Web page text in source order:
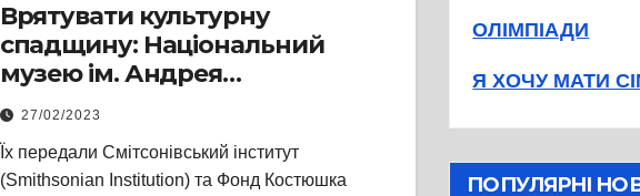
Врятувати культурну
спадщину: Національний
музею ім. Андрея
Шептицького у Львові
отримав професійні
зволожувачі та осушувачі
повітря, генератори озону та
27/02/2023
Їх передали Смітсонівський інститут
(Smithsonian Institution) та Фонд Костюшка
ОЛІМПІАДИ
Я ХОЧУ МАТИ
ПОПУЛЯРНІ